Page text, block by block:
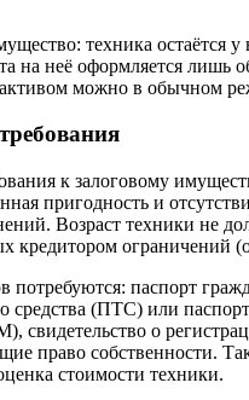
техника остаётся у
на неё оформляется лишь
активом можно в обычном
к залоговому
пригодность и
. Возраст техники не
кредитором ограничений
потребуются: паспорт
средства (ПТС) или
о
право собственности.
стоимости техники.